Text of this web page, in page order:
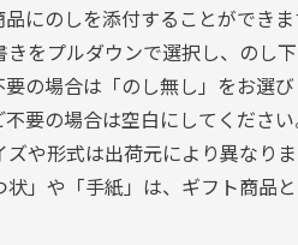
品にのしを添付することができ
きをプルダウンで選択し、のし
の場合は「のし無し」をお選び
要の場合は空白にしてください
ズや形式は出荷元により異なり
状」や「手紙」は、ギフト商品